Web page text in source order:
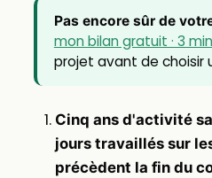
Pas encore sûr de
mon bilan gratuit · 3 min
projet avant de choisir
Cinq ans d'activité
jours travaillés sur
précèdent la fin du